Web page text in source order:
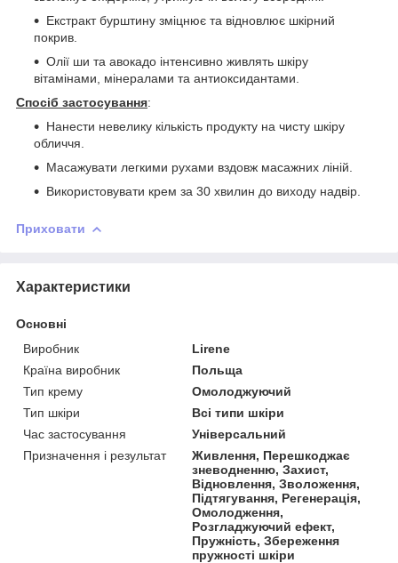
Екстракт бурштину зміцнює та відновлює шкірний
покрив.
Олії ши та авокадо інтенсивно живлять шкіру
вітамінами, мінералами та антиоксидантами.
Спосіб застосування:
Нанести невелику кількість продукту на чисту шкіру
обличчя.
Масажувати легкими рухами вздовж масажних ліній.
Використовувати крем за 30 хвилин до виходу надвір.
Приховати
Характеристики
Основні
Виробник
Lirene
Країна виробник
Польща
Тип крему
Омолоджуючий
Тип шкіри
Всі типи шкіри
Час застосування
Універсальний
Призначення і результат
Живлення, Перешкоджає
зневодненню, Захист,
Відновлення, Зволоження,
Підтягування, Регенерація,
Омолодження,
Розгладжуючий ефект,
Пружність, Збереження
пружності шкіри